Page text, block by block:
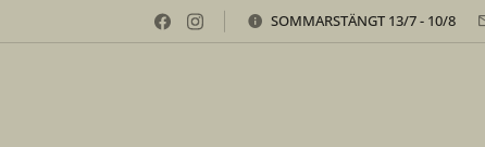
SOMMARSTÄNGT 13/7 - 10/8